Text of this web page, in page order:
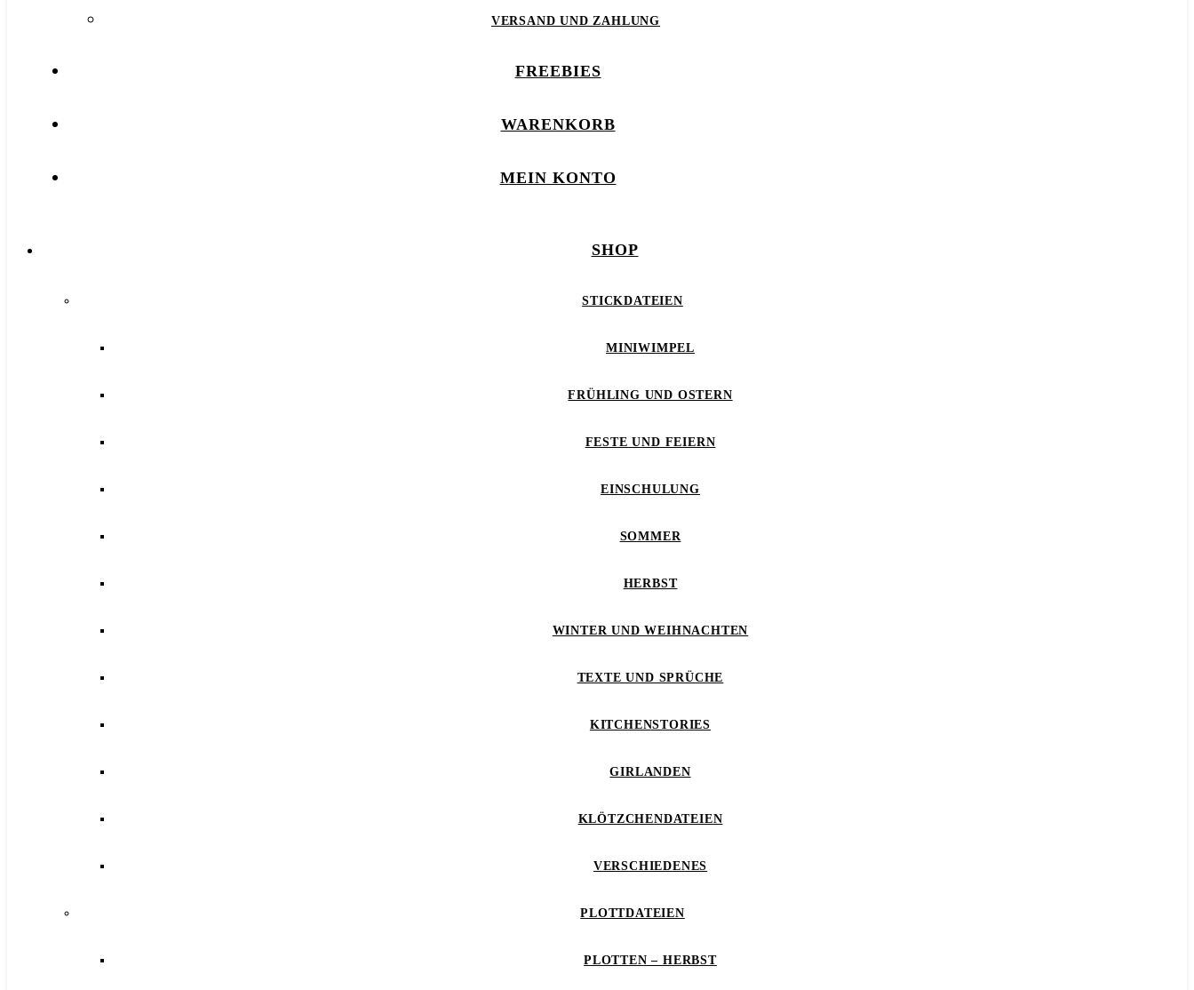
VERSAND UND ZAHLUNG
FREEBIES
WARENKORB
MEIN KONTO
SHOP
STICKDATEIEN
MINIWIMPEL
FRÜHLING UND OSTERN
FESTE UND FEIERN
EINSCHULUNG
SOMMER
HERBST
WINTER UND WEIHNACHTEN
TEXTE UND SPRÜCHE
KITCHENSTORIES
GIRLANDEN
KLÖTZCHENDATEIEN
VERSCHIEDENES
PLOTTDATEIEN
PLOTTEN – HERBST